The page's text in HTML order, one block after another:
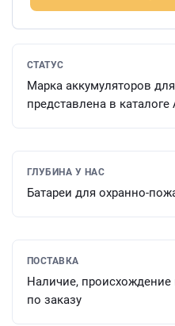
СТАТУС
Марка аккумуляторов
представлена в каталоге
ГЛУБИНА У НАС
Батареи для охранно-
ПОСТАВКА
Наличие,
по заказу